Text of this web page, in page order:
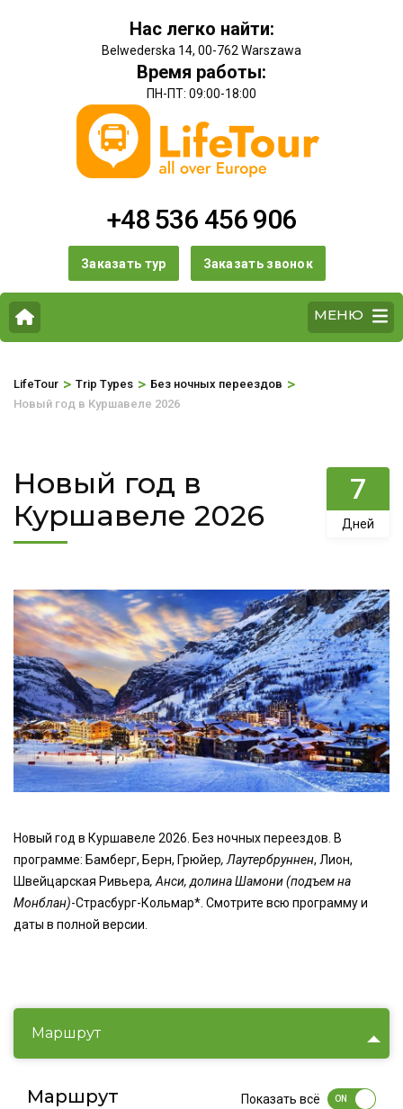
Нас легко найти:
Belwederska 14, 00-762 Warszawa
Время работы:
ПН-ПТ: 09:00-18:00
+48 536 456 906
Заказать тур Заказать звонок
МЕНЮ
LifeTour > Trip Types > Без ночных переездов >
Новый год в Куршавеле 2026
Новый год в
Куршавеле 2026
7
Дней
Новый год в Куршавеле 2026. Без ночных переездов. В
программе: Бамберг, Берн, Грюйер, Лаутербруннен, Лион,
Швейцарская Ривьера, Анси, долина Шамони (подъем на
Монблан)-Страсбург-Кольмар*. Смотрите всю программу и
даты в полной версии.
Маршрут
Маршрут Показать всё